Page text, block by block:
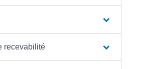
recevabilité